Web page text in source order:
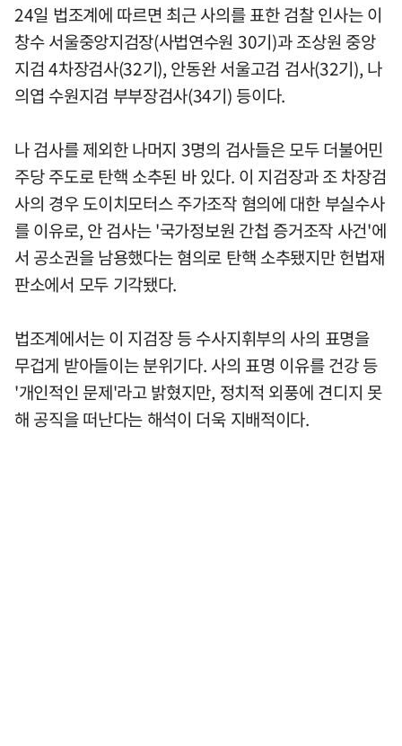
24일 법조계에 따르면 최근 사의를 표한 검찰 인사는 이
창수 서울중앙지검장(사법연수원 30기)과 조상원 중앙
지검 4차장검사(32기), 안동완 서울고검 검사(32기), 나
의엽 수원지검 부부장검사(34기) 등이다.
나 검사를 제외한 나머지 3명의 검사들은 모두 더불어민
주당 주도로 탄핵 소추된 바 있다. 이 지검장과 조 차장검
사의 경우 도이치모터스 주가조작 혐의에 대한 부실수사
를 이유로, 안 검사는 '국가정보원 간첩 증거조작 사건'에
서 공소권을 남용했다는 혐의로 탄핵 소추됐지만 헌법재
판소에서 모두 기각됐다.
법조계에서는 이 지검장 등 수사지휘부의 사의 표명을
무겁게 받아들이는 분위기다. 사의 표명 이유를 건강 등
'개인적인 문제'라고 밝혔지만, 정치적 외풍에 견디지 못
해 공직을 떠난다는 해석이 더욱 지배적이다.